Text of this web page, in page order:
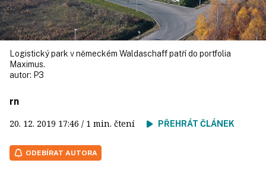
Logistický park v německém Waldaschaff patří do portfolia
Maximus.
autor: P3
rn
20. 12. 2019 17:46 / 1 min. čtení PŘEHRÁT ČLÁNEK
ODEBÍRAT AUTORA